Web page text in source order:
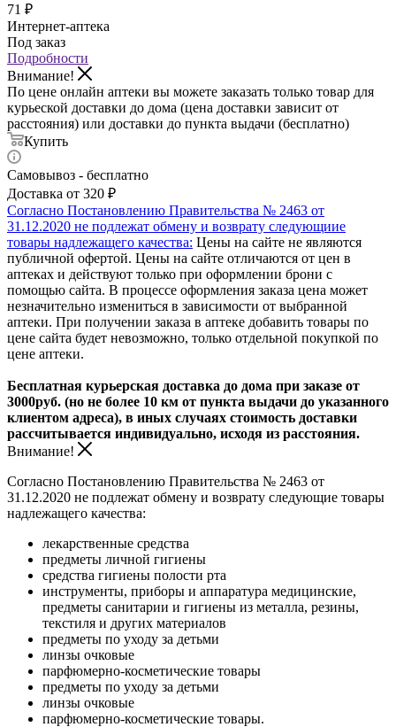
71 ₽
Интернет-аптека
Под заказ
Подробности
Внимание!
По цене онлайн аптеки вы можете заказать только товар для
курьеской доставки до дома (цена доставки зависит от
расстояния) или доставки до пункта выдачи (бесплатно)
Купить
Самовывоз - бесплатно
Доставка от 320 ₽
Согласно Постановлению Правительства № 2463 от
31.12.2020 не подлежат обмену и возврату следующиие
товары надлежащего качества: Цены на сайте не являются
публичной офертой. Цены на сайте отличаются от цен в
аптеках и действуют только при оформлении брони с
помощью сайта. В процессе оформления заказа цена может
незначительно измениться в зависимости от выбранной
аптеки. При получении заказа в аптеке добавить товары по
цене сайта будет невозможно, только отдельной покупкой по
цене аптеки.
Бесплатная курьерская доставка до дома при заказе от
3000руб. (но не более 10 км от пункта выдачи до указанного
клиентом адреса), в иных случаях стоимость доставки
рассчитывается индивидуально, исходя из расстояния.
Внимание!
Согласно Постановлению Правительства № 2463 от
31.12.2020 не подлежат обмену и возврату следующие товары
надлежащего качества:
лекарственные средства
предметы личной гигиены
средства гигиены полости рта
инструменты, приборы и аппаратура медицинские,
предметы санитарии и гигиены из металла, резины,
текстиля и других материалов
предметы по уходу за детьми
линзы очковые
парфюмерно-косметические товары
предметы по уходу за детьми
линзы очковые
парфюмерно-косметические товары.